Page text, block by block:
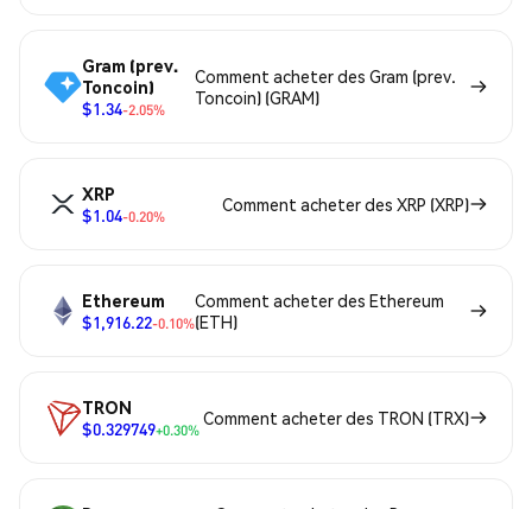
Gram (prev.
Toncoin)
$1.34-2.05%
Comment acheter des Gram (prev.
Toncoin) (GRAM)
XRP
$1.04-0.20%
Comment acheter des XRP (XRP)
Ethereum
$1,916.22-0.10%
Comment acheter des Ethereum
(ETH)
TRON
$0.329749+0.30%
Comment acheter des TRON (TRX)